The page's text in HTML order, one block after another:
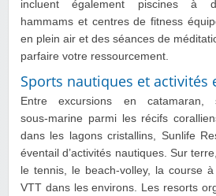
incluent également piscines à
hammams et centres de fitness
en plein air et des séances de
parfaire votre ressourcement.
Sports nautiques et activités
Entre excursions en catamaran,
sous‑marine parmi les récifs
dans les lagons cristallins, Sunlife
éventail d’activités nautiques. Sur
le tennis, le beach‑volley, la course
VTT dans les environs. Les resorts